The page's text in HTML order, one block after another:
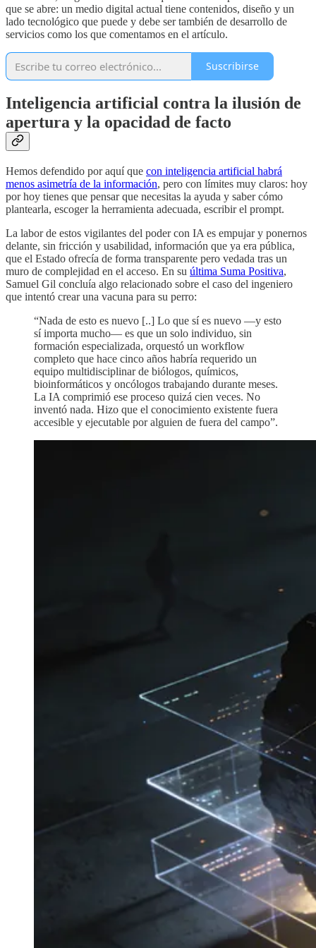
que se abre: un medio digital actual tiene contenidos, diseño y un
lado tecnológico que puede y debe ser también de desarrollo de
servicios como los que comentamos en el artículo.
Suscribirse
Inteligencia artificial contra la ilusión de
apertura y la opacidad de facto
Hemos defendido por aquí que con inteligencia artificial habrá
menos asimetría de la información, pero con límites muy claros: hoy
por hoy tienes que pensar que necesitas la ayuda y saber cómo
plantearla, escoger la herramienta adecuada, escribir el prompt.
La labor de estos vigilantes del poder con IA es empujar y ponernos
delante, sin fricción y usabilidad, información que ya era pública,
que el Estado ofrecía de forma transparente pero vedada tras un
muro de complejidad en el acceso. En su última Suma Positiva,
Samuel Gil concluía algo relacionado sobre el caso del ingeniero
que intentó crear una vacuna para su perro:
“Nada de esto es nuevo [..] Lo que sí es nuevo —y esto
sí importa mucho— es que un solo individuo, sin
formación especializada, orquestó un workflow
completo que hace cinco años habría requerido un
equipo multidisciplinar de biólogos, químicos,
bioinformáticos y oncólogos trabajando durante meses.
La IA comprimió ese proceso quizá cien veces. No
inventó nada. Hizo que el conocimiento existente fuera
accesible y ejecutable por alguien de fuera del campo”.